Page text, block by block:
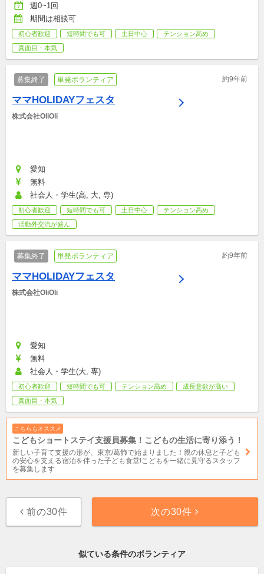
週0~1回
期間は相談可
初心者歓迎 短時間でも可 土日中心
テンション高め
真面目・本気
募集終了 単発ボランティア 約9年前
ママHOLIDAYフェスタ
株式会社OliOli
愛知
無料
社会人・学生(高, 大, 専)
初心者歓迎 短時間でも可 土日中心
テンション高め
活動外交流が盛ん
募集終了 単発ボランティア 約9年前
ママHOLIDAYフェスタ
株式会社OliOli
愛知
無料
社会人・学生(大, 専)
初心者歓迎 短時間でも可 テンション高め
成長意欲が高い
真面目・本気
こちらもオススメ
こどもショートステイ支援員募集！こどもの生活に寄り添う！
新しい子育て支援の形が、東京/葛飾で始まりました！親の休息と子ども
の安心を支える宿泊を伴った子ども食堂!こどもを一緒に見守るスタッフ
を募集します
前の30件 次の30件
似ている条件のボランティア